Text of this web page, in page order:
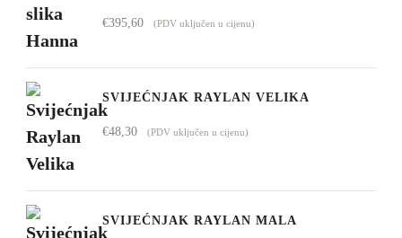
€395,60 (PDV uključen u cijenu)
SVIJEĆNJAK RAYLAN VELIKA
€48,30 (PDV uključen u cijenu)
SVIJEĆNJAK RAYLAN MALA